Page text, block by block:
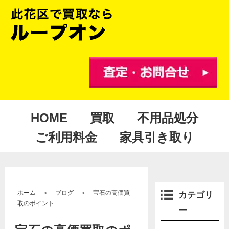
HOME 買取
不用品処分
ご利用料金
家具引き取り
ホーム ＞ ブログ ＞
宝石の高価買
取のポイント
カテゴリ
ー